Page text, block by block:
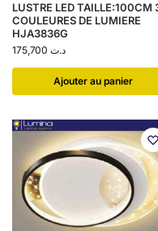
LUSTRE LED TAILLE:100CM
COULEURES DE LUMIERE
HJA3836G
د.ت
Ajouter au panier